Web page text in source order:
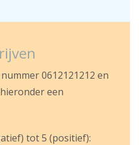
0612121212 en
een
tot 5 (positief):